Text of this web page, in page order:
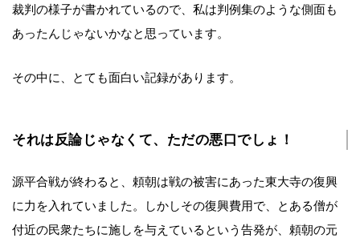
裁判の様子が書かれているので、私は判例集のような側面も
あったんじゃないかなと思っています。
その中に、とても面白い記録があります。
それは反論じゃなくて、ただの悪口でしょ！
源平合戦が終わると、頼朝は戦の被害にあった東大寺の復興
に力を入れていました。しかしその復興費用で、とある僧が
付近の民衆たちに施しを与えているという告発が、頼朝の元